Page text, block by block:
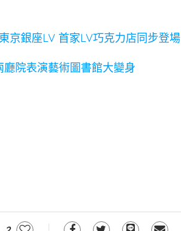
京銀座LV 首家LV巧克力店同步登場
院表演藝術圖書館大變身